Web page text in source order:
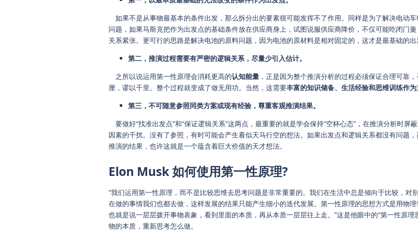
如果不是从事物最基本的条件出发，那么拆分出的要素很可能发挥不了作用。同样是为了解决电动
问题，如果马斯克把作为出发点的基础条件放在供应商身上，试图说服供应商降价，不仅可能吃闭门
关系紧张。更可行的思路是解决电池的原料问题，因为电池的原材料是相对固定的，这才是最基础的出
第二，推演过程需要有严密的逻辑关系，尽量少引入估计。
之所以说运用第一性原理会消耗更高的认知能量 ，正是因为整个推演分析的过程必须保证合理可靠
厘，谬以千里。整个过程就变成了做无用功。当然，这需要丰富的知识储备、生活经验和思维训练作
第三，不可随意参照同类方案或现有经验，尊重客观推演结果。
要做好“找准出发点”和“保证逻辑关系”这两点，最重要的就是学会保持“空杯心态”，在推演分析时屏
因素的干扰。没有了参照，有时可能会产生看似天马行空的想法。如果出发点和逻辑关系都没有问题
推演的结果，也许这就是一个蕴含着巨大价值的天才想法。
Elon Musk 如何使用第一性原理?
“我们运用第一性原理，而不是比较思维去思考问题是非常重要的。我们在生活中总是倾向于比较，对
在做的事情我们也都去做，这样发展的结果只能产生细小的迭代发展。第一性原理的思想方式是用物理
也就是说一层层拨开事物表象，看到里面的本质，再从本质一层层往上走。”这是他眼中的“第一性原
物的本质，重新思考怎么做。